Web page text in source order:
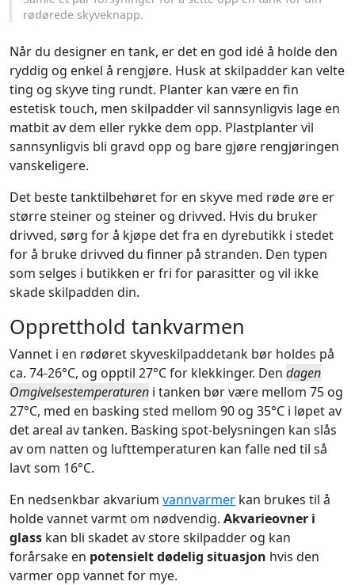
rødørede skyveknapp.
Når du designer en tank, er det en god idé å holde den
ryddig og enkel å rengjøre. Husk at skilpadder kan velte
ting og skyve ting rundt. Planter kan være en fin
estetisk touch, men skilpadder vil sannsynligvis lage en
matbit av dem eller rykke dem opp. Plastplanter vil
sannsynligvis bli gravd opp og bare gjøre rengjøringen
vanskeligere.
Det beste tanktilbehøret for en skyve med røde øre er
større steiner og steiner og drivved. Hvis du bruker
drivved, sørg for å kjøpe det fra en dyrebutikk i stedet
for å bruke drivved du finner på stranden. Den typen
som selges i butikken er fri for parasitter og vil ikke
skade skilpadden din.
Oppretthold tankvarmen
Vannet i en rødøret skyveskilpaddetank bør holdes på
ca. 74-26°C, og opptil 27°C for klekkinger. Den dagen
Omgivelsestemperaturen i tanken bør være mellom 75 og
27°C, med en basking sted mellom 90 og 35°C i løpet av
det areal av tanken. Basking spot-belysningen kan slås
av om natten og lufttemperaturen kan falle ned til så
lavt som 16°C.
En nedsenkbar akvarium vannvarmer kan brukes til å
holde vannet varmt om nødvendig. Akvarieovner i
glass kan bli skadet av store skilpadder og kan
forårsake en potensielt dødelig situasjon hvis den
varmer opp vannet for mye.